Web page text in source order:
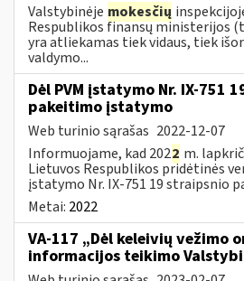
Valstybinėje mokesčių
Respublikos finansų ministerijos
yra atliekamas tiek vidaus, tiek
valdymo...
Dėl PVM įstatymo Nr. IX-751
pakeitimo įstatymo
Web turinio sąrašas 2022-12-07
Informuojame, kad 2022 m.
Lietuvos Respublikos pridėtinės
įstatymo Nr. IX-751 19 straipsnio
Metai: 2022
VA-117 „Dėl keleivių vežimo
informacijos teikimo